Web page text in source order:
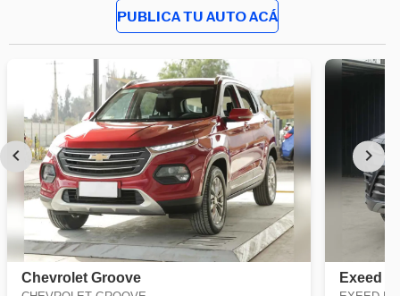
PUBLICA TU AUTO ACÁ